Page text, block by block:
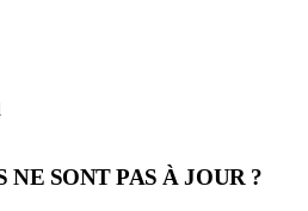
SONT PAS À JOUR ?